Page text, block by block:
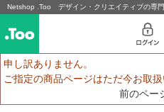
Netshop .Too デザイン・クリエイティブの専
申し訳ありません。
ご指定の商品ページはただ今お取扱
前のペー